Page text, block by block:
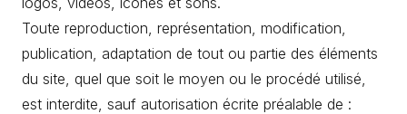
Toute reproduction, représentation, modification,
publication, adaptation de tout ou partie des éléments
du site, quel que soit le moyen ou le procédé utilisé,
est interdite, sauf autorisation écrite préalable de :